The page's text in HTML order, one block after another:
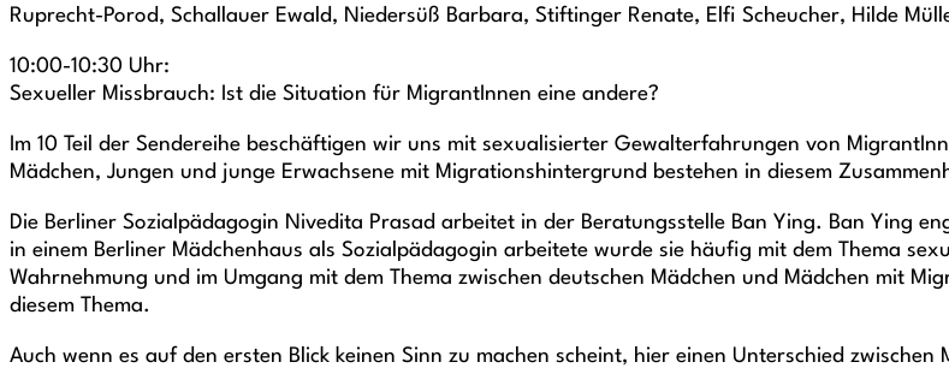
Ruprecht-Porod, Schallauer Ewald, Niedersüß Barbara, Stiftinger Renate, Elfi Scheucher, Hilde
10:00-10:30 Uhr:
Sexueller Missbrauch: Ist die Situation für MigrantInnen eine andere?
Im 10 Teil der Sendereihe beschäftigen wir uns mit sexualisierter Gewalterfahrungen von
Mädchen, Jungen und junge Erwachsene mit Migrationshintergrund bestehen in diesem
Die Berliner Sozialpädagogin Nivedita Prasad arbeitet in der Beratungsstelle Ban Ying. Ban Ying
in einem Berliner Mädchenhaus als Sozialpädagogin arbeitete wurde sie häufig mit dem Thema
Wahrnehmung und im Umgang mit dem Thema zwischen deutschen Mädchen und Mädchen mit
diesem Thema.
Auch wenn es auf den ersten Blick keinen Sinn zu machen scheint, hier einen Unterschied